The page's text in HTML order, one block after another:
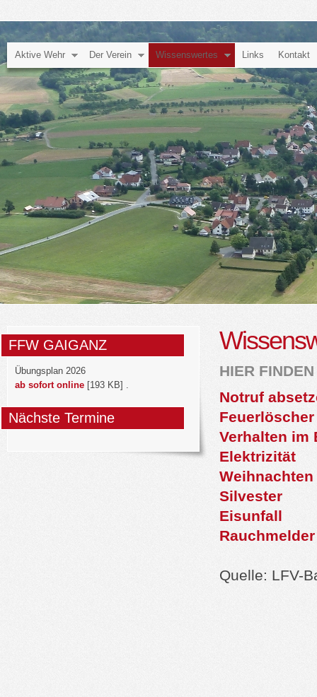
Aktive Wehr Der Verein Wissenswertes Links Kontakt
HIER
Notruf
Verhalten im
Elektrizität
Weihnachten
Silvester
Eisunfall
Quelle: LFV-
FFW GAIGANZ
Übungsplan 2026
ab sofort online [193 KB] .
Nächste Termine